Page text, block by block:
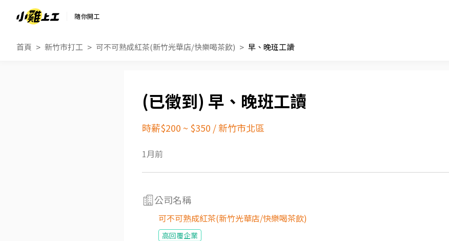
隨你開工
首頁 新竹市打工 可不可熟成紅茶(新竹光華店/快樂喝茶飲) 早、晚班工讀
早、晚班工讀
時薪$200 ~ $350 /新竹市北區
1月前
公司名稱
可不可熟成紅茶(新竹光華店/快樂喝茶飲)
高回覆企業